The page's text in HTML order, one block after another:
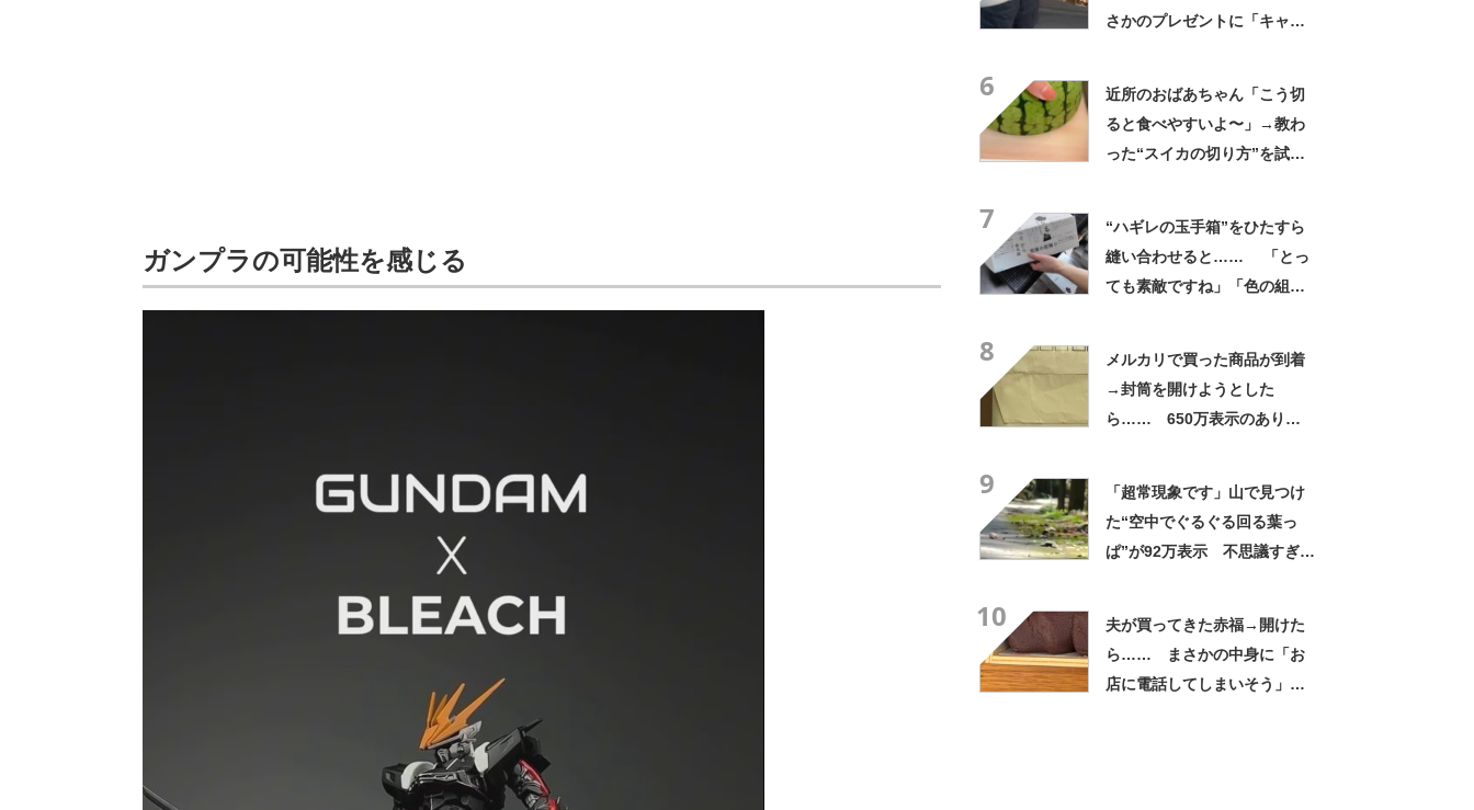
ガンプラの可能性を感じる
さかのプレゼントに「キャー
6
近所のおばあちゃん「こう切
ると食べやすいよ〜」→教わ
った“スイカの切り方”を試し
7
“ハギレの玉手箱”をひたすら
縫い合わせると…… 「とっ
ても素敵ですね」「色の組み
8
メルカリで買った商品が到着
→封筒を開けようとした
ら…… 650万表示のありえ
9
「超常現象です」山で見つけ
た“空中でぐるぐる回る葉っ
ぱ”が92万表示 不思議すぎる
10
夫が買ってきた赤福→開けた
ら…… まさかの中身に「お
店に電話してしまいそう」